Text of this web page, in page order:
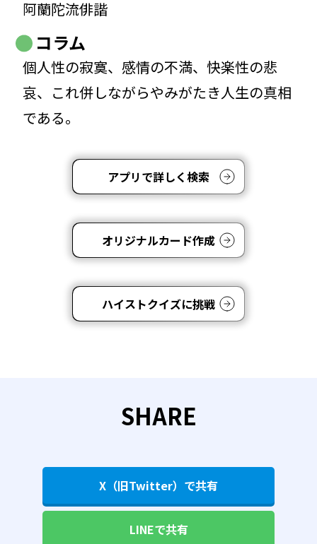
阿蘭陀流俳諧
コラム
個人性の寂寞、感情の不満、快楽性の悲
哀、これ併しながらやみがたき人生の真相
である。
アプリで詳しく検索
オリジナルカード作成
ハイストクイズに挑戦
SHARE
X（旧Twitter）で共有
LINEで共有